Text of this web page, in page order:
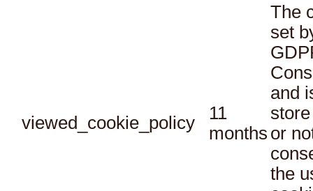
viewed_cookie_policy
11
months
The
set
and
or
the